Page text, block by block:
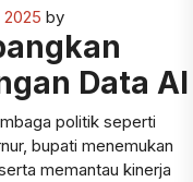
2025 by
Data AI
politik seperti
bupati menemukan
memantau kinerja